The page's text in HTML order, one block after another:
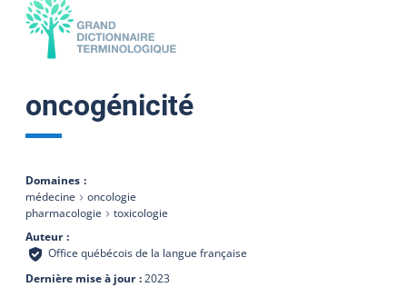
oncogénicité
Domaines
médecine
oncologie
pharmacologie
toxicologie
Auteur
Office québécois de la langue française
Dernière mise à jour 2023